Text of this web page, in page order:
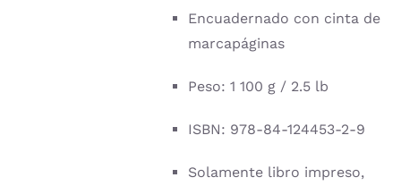
Encuadernado con cinta de
marcapáginas
Peso: 1 100 g / 2.5 lb
ISBN: 978-84-124453-2-9
Solamente libro impreso,